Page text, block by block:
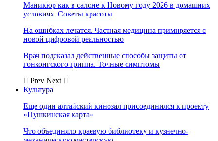
Маникюр как в салоне к Новому году 2026 в домашних
условиях. Советы красоты
На ошибках лечатся. Частная медицина примиряется с
новой цифровой реальностью
Врач подсказал действенные способы защиты от
гонконгского гриппа. Точные симптомы
Prev Next
Культура
Еще один алтайский кинозал присоединился к проекту
«Пушкинская карта»
Что объединяло краевую библиотеку и кузнечно-